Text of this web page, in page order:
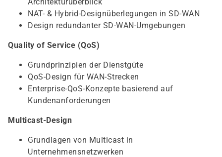
NAT- & Hybrid-Designüberlegungen in SD-WAN
Design redundanter SD-WAN-Umgebungen
Quality of Service (QoS)
Grundprinzipien der Dienstgüte
QoS-Design für WAN-Strecken
Enterprise-QoS-Konzepte basierend auf
Kundenanforderungen
Multicast-Design
Grundlagen von Multicast in
Unternehmensnetzwerken